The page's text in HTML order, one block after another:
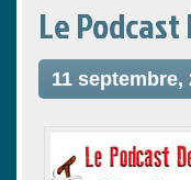
Le Podcast
11 septembre,